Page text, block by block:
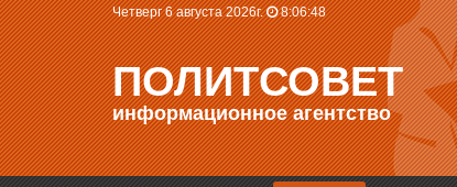
Четверг 6 августа 2026г. 8:06:48
ПОЛИТСОВЕТ
информационное агентство